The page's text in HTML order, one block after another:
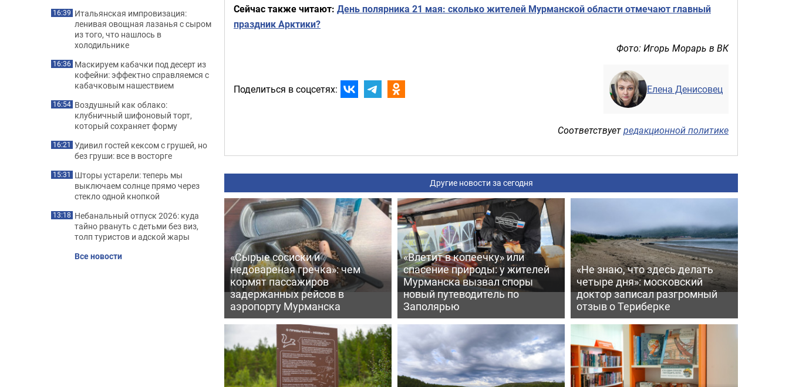
Сейчас также читают: День полярника 21 мая: сколько жителей Мурманской области отмечают главный
праздник Арктики?
Фото: Игорь Морарь в ВК
Поделиться в соцсетях: Елена Денисовец
Соответствуетредакционной политике
Другие новости за сегодня
«Сырые сосиски и
недовареная гречка»: чем
кормят пассажиров
задержанных рейсов в
аэропорту Мурманска
«Влетит в копеечку» или
спасение природы: у жителей
Мурманска вызвал споры
новый путеводитель по
Заполярью
«Не знаю, что здесь делать
четыре дня»: московский
доктор записал разгромный
отзыв о Териберке
16:39 Итальянская импровизация:
ленивая овощная лазанья с сыром
из того, что нашлось в
холодильнике
16:36 Маскируем кабачки под десерт из
кофейни: эффектно справляемся с
кабачковым нашествием
16:54 Воздушный как облако:
клубничный шифоновый торт,
который сохраняет форму
16:21 Удивил гостей кексом с грушей, но
без груши: все в восторге
15:31 Шторы устарели: теперь мы
выключаем солнце прямо через
стекло одной кнопкой
13:18 Небанальный отпуск 2026: куда
тайно рвануть с детьми без виз,
толп туристов и адской жары
Все новости